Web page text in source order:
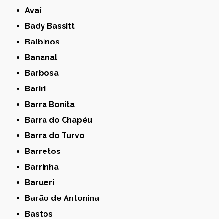
Avaí
Bady Bassitt
Balbinos
Bananal
Barbosa
Bariri
Barra Bonita
Barra do Chapéu
Barra do Turvo
Barretos
Barrinha
Barueri
Barão de Antonina
Bastos